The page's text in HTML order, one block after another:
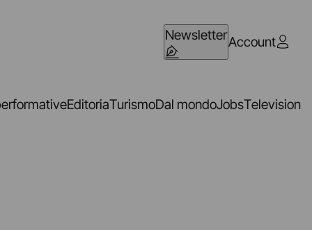
NewsletterAccount
EditoriaTurismoDal mondoJobsTelevision